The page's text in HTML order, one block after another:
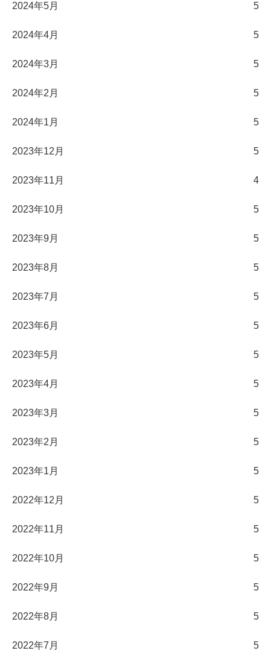
2024年5月 5
2024年4月 5
2024年3月 5
2024年2月 5
2024年1月 5
2023年12月 5
2023年11月 4
2023年10月 5
2023年9月 5
2023年8月 5
2023年7月 5
2023年6月 5
2023年5月 5
2023年4月 5
2023年3月 5
2023年2月 5
2023年1月 5
2022年12月 5
2022年11月 5
2022年10月 5
2022年9月 5
2022年8月 5
2022年7月 5